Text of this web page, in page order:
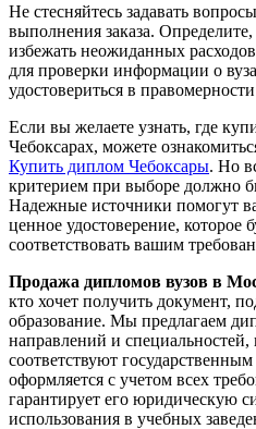
Не стесняйтесь задавать
выполнения заказа.
избежать неожиданных
для проверки информации о
удостовериться в
Если вы желаете узнать, где
Чебоксарах, можете
Купить диплом Чебоксары. Но
критерием при выборе должно
Надежные источники помогут
ценное удостоверение, которое
соответствовать вашим
Продажа дипломов вузов в
кто хочет получить документ,
образование. Мы предлагаем
направлений и
соответствуют
оформляется с учетом всех
гарантирует его юридическую
использования в учебных